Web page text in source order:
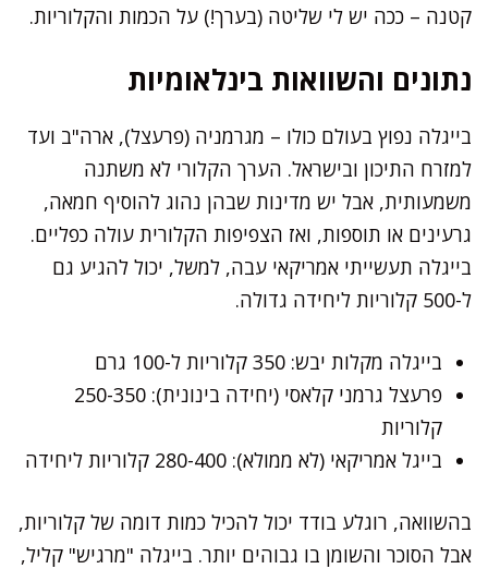
קטנה – ככה יש לי שליטה (בערך!) על הכמות והקלוריות.
נתונים והשוואות בינלאומיות
בייגלה נפוץ בעולם כולו – מגרמניה (פרעצל), ארה"ב ועד
למזרח התיכון ובישראל. הערך הקלורי לא משתנה
משמעותית, אבל יש מדינות שבהן נהוג להוסיף חמאה,
גרעינים או תוספות, ואז הצפיפות הקלורית עולה כפליים.
בייגלה תעשייתי אמריקאי עבה, למשל, יכול להגיע גם
ל-500 קלוריות ליחידה גדולה.
בייגלה מקלות יבש: 350 קלוריות ל-100 גרם
פרעצל גרמני קלאסי (יחידה בינונית): 250-350
קלוריות
בייגל אמריקאי (לא ממולא): 280-400 קלוריות ליחידה
בהשוואה, רוגלע בודד יכול להכיל כמות דומה של קלוריות,
אבל הסוכר והשומן בו גבוהים יותר. בייגלה "מרגיש" קליל,